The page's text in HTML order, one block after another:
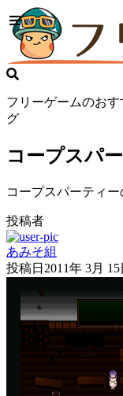
フリーゲームのお
グ
コープスパ
コープスパーティー
投稿者
あみそ組
投稿日 2011年 3月 15